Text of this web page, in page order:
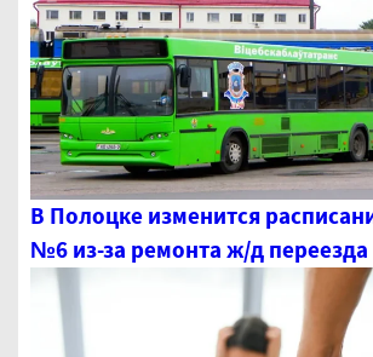
В Полоцке изменится
№6 из-за ремонта ж/д переезда